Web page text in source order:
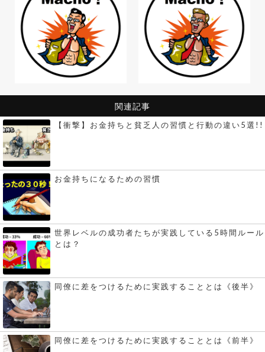
関連記事
【衝撃】お金持ちと貧乏人の習慣と行動の違い5選!!
お金持ちになるための習慣
世界レベルの成功者たちが実践している5時間ルール
とは？
同僚に差をつけるために実践することとは《後半》
同僚に差をつけるために実践することとは《前半》